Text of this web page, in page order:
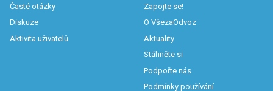
Časté otázky
Diskuze
Aktivita uživatelů
Zapojte se!
O VšezaOdvoz
Aktuality
Stáhněte si
Podpořte nás
Podmínky používání